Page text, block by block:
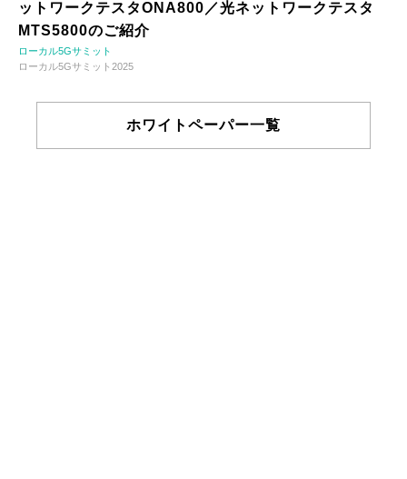
ットワークテスタONA800／光ネットワークテスタ
MTS5800のご紹介
ローカル5Gサミット
ローカル5Gサミット2025
ホワイトペーパー一覧